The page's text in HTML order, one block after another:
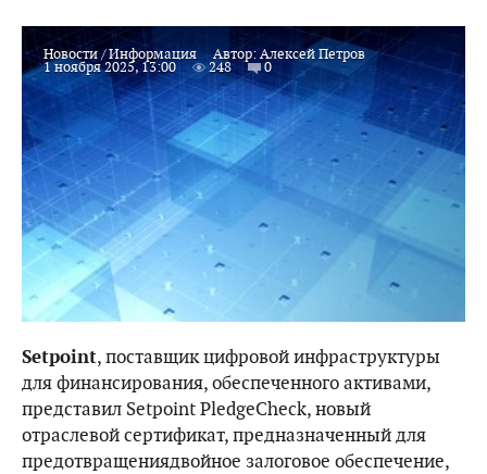
Новости/Информация Автор:Алексей Петров
1 ноября 2025, 13:00 248 0
Setpoint, поставщик цифровой инфраструктуры
для финансирования, обеспеченного активами,
представил Setpoint PledgeCheck, новый
отраслевой сертификат, предназначенный для
предотвращениядвойное залоговое обеспечение,